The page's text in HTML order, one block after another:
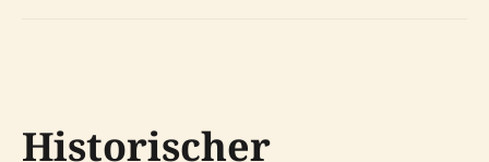
Historischer